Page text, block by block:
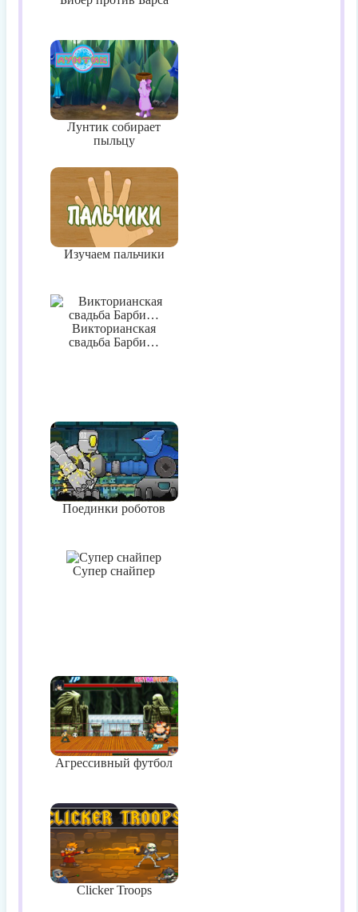
Лунтик собирает
пыльцу
Изучаем пальчики
Викторианская
свадьба Барби…
Поединки роботов
Супер снайпер
Агрессивный футбол
Clicker Troops